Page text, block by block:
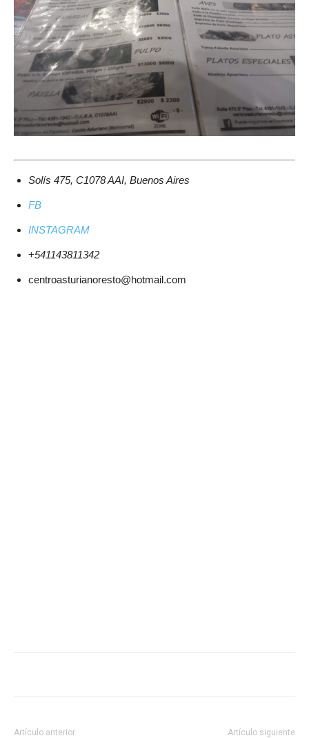
Solís 475, C1078 AAI, Buenos Aires
FB
INSTAGRAM
+541143811342
centroasturianoresto@hotmail.com
Artículo anterior Artículo siguiente